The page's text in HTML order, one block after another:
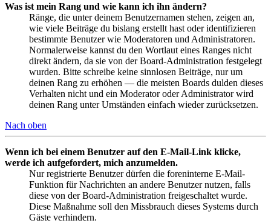
Was ist mein Rang und wie kann ich ihn ändern?
Ränge, die unter deinem Benutzernamen stehen, zeigen an,
wie viele Beiträge du bislang erstellt hast oder identifizieren
bestimmte Benutzer wie Moderatoren und Administratoren.
Normalerweise kannst du den Wortlaut eines Ranges nicht
direkt ändern, da sie von der Board-Administration festgelegt
wurden. Bitte schreibe keine sinnlosen Beiträge, nur um
deinen Rang zu erhöhen — die meisten Boards dulden dieses
Verhalten nicht und ein Moderator oder Administrator wird
deinen Rang unter Umständen einfach wieder zurücksetzen.
Nach oben
Wenn ich bei einem Benutzer auf den E-Mail-Link klicke,
werde ich aufgefordert, mich anzumelden.
Nur registrierte Benutzer dürfen die foreninterne E-Mail-
Funktion für Nachrichten an andere Benutzer nutzen, falls
diese von der Board-Administration freigeschaltet wurde.
Diese Maßnahme soll den Missbrauch dieses Systems durch
Gäste verhindern.